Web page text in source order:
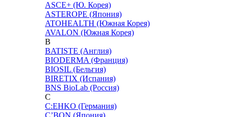
ASCE+ (Ю. Корея)
ASTEROPE (Япония)
ATOHEALTH (Южная Корея)
AVALON (Южная Корея)
B
BATISTE (Англия)
BIODERMA (Франция)
BIOSIL (Бельгия)
BIRETIX (Испания)
BNS BioLab (Россия)
C
C:EHKO (Германия)
C’BON (Япония)